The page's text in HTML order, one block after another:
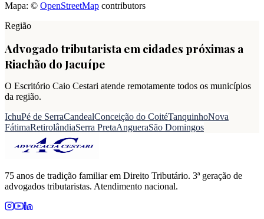
Mapa: © OpenStreetMap contributors
Região
Advogado tributarista em cidades próximas a
Riachão do Jacuípe
O Escritório Caio Cestari atende remotamente todos os municípios
da região.
IchuPé de SerraCandealConceição do CoitéTanquinhoNova
FátimaRetirolândiaSerra PretaAngueraSão Domingos
75 anos de tradição familiar em Direito Tributário. 3ª geração de
advogados tributaristas. Atendimento nacional.